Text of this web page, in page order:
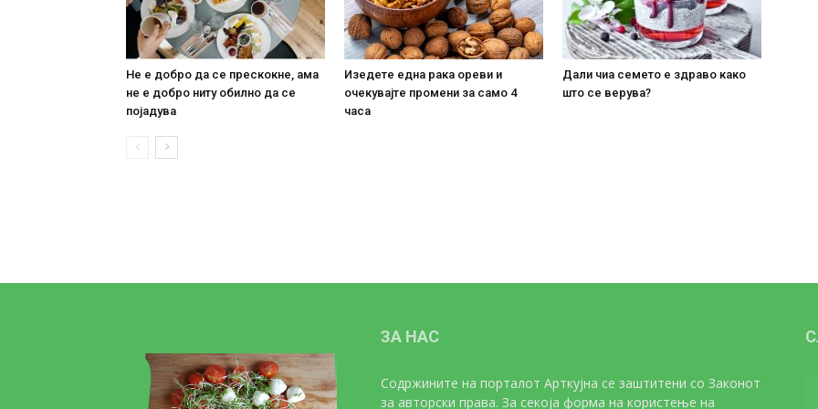
Не е добро да се прескокне, ама
не е добро ниту обилно да се
појадува
Изедете една рака ореви и
очекувајте промени за само 4
часа
Дали чиа семето е здраво како
што се верува?
ЗА НАС
Содржините на порталот Арткујна се заштитени со Законот
за авторски права. За секоја форма на користење на